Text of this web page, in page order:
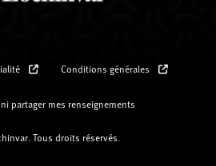
Conditions générales
partager mes renseignements
Tous droits réservés.